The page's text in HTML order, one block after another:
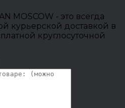
MOSCOW - это всегда
курьерской доставкой в
круглосуточной